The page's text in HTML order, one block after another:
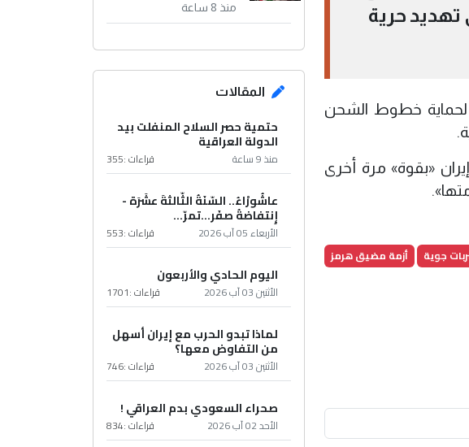
تهديد حرية
لحماية خطوط الشحن
«بقوة» مرة أخرى
جوية أزمة مضيق هرمز
منذ 8 ساعة
المقالات
حتمية حصر السلاح المنفلت بيد
الدولة العراقية
منذ 9 ساعة قراءات :355
عاشُورْاءُ.. السّنَةُ الثّالثةَ عشَرَة -
إِنتفاضةُ صفَر…تمرّ...
الأربعاء 05 آب 2026 قراءات :553
اليوم الحادي والأربعون
الأثنين 03 آب 2026 قراءات :1701
لماذا تبدو الحرب مع إيران أسهل
من التفاوض معها؟
الأثنين 03 آب 2026 قراءات :746
صحراء السعودي بدم العراقي !
الأحد 02 آب 2026 قراءات :834